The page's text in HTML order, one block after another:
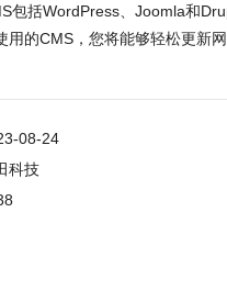
包括WordPress、Joomla和
用的CMS，您将能够轻松更新
08-24
科技